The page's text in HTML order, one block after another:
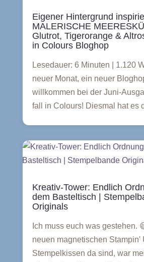
Eigener Hintergrund
MALERISCHE
Glutrot, Tigerorange &
in Colours Bloghop
Lesedauer: 6 Minuten | 1.120
neuer Monat, ein neuer
willkommen bei der Juni-
fall in Colours! Diesmal hat es
Kreativ-Tower: Endlich
dem Basteltisch |
Originals
Ich muss euch was gestehen.
neuen magnetischen Stampin'
Stempelkissen da sind, war